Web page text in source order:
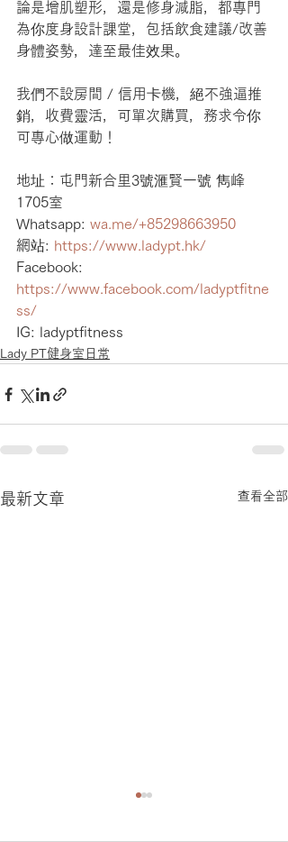
論是增肌塑形，還是修身減脂，都專門
為你度身設計課堂，包括飲食建議/改善
身體姿勢，達至最佳效果。
我們不設房間 / 信用卡機，絕不強逼推
銷，收費靈活，可單次購買，務求令你
可專心做運動！
地址：屯門新合里3號滙賢一號 雋峰
1705室
Whatsapp: wa.me/+85298663950
網站: https://www.ladypt.hk/
Facebook:
https://www.facebook.com/ladyptfitne
ss/
IG: ladyptfitness
Lady PT健身室日常
最新文章 查看全部